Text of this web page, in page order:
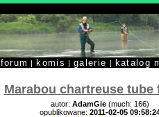
forum | komis |galerie | katalog
Marabou chartreuse tube
autor: AdamGie (much: 166)
opublikowane: 2011-02-05